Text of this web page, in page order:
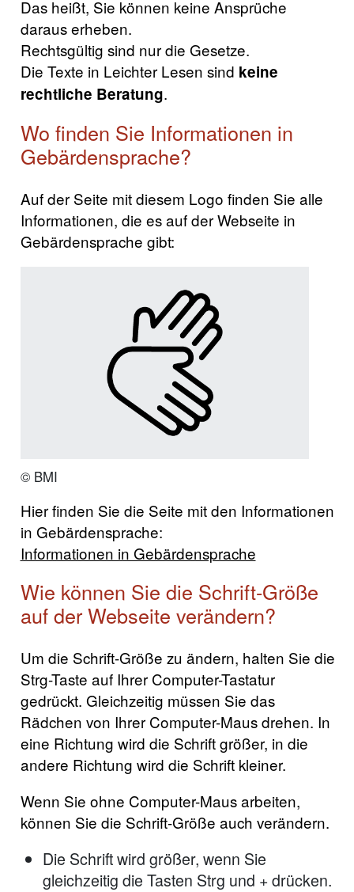
Das heißt, Sie können keine Ansprüche
daraus erheben.
Rechtsgültig sind nur die Gesetze.
Die Texte in Leichter Lesen sind keine
rechtliche Beratung.
Wo finden Sie Informationen in
Gebärdensprache?
Auf der Seite mit diesem Logo finden Sie alle
Informationen, die es auf der Webseite in
Gebärdensprache gibt:
© BMI
Hier finden Sie die Seite mit den Informationen
in Gebärdensprache:
Informationen in Gebärdensprache
Wie können Sie die Schrift-Größe
auf der Webseite verändern?
Um die Schrift-Größe zu ändern, halten Sie die
Strg-Taste auf Ihrer Computer-Tastatur
gedrückt. Gleichzeitig müssen Sie das
Rädchen von Ihrer Computer-Maus drehen. In
eine Richtung wird die Schrift größer, in die
andere Richtung wird die Schrift kleiner.
Wenn Sie ohne Computer-Maus arbeiten,
können Sie die Schrift-Größe auch verändern.
Die Schrift wird größer, wenn Sie
gleichzeitig die Tasten Strg und + drücken.